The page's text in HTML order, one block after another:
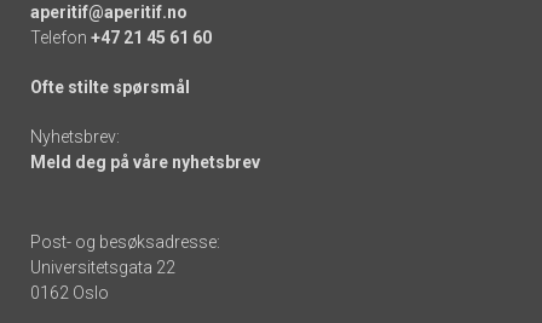
aperitif@aperitif.no
Telefon +47 21 45 61 60
Ofte stilte spørsmål
Nyhetsbrev:
Meld deg på våre nyhetsbrev
Post- og besøksadresse:
Universitetsgata 22
0162 Oslo